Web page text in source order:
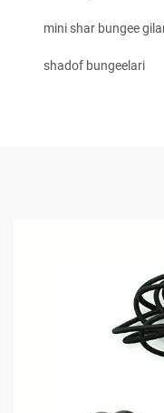
mini shar bungee
shadof bungeelari